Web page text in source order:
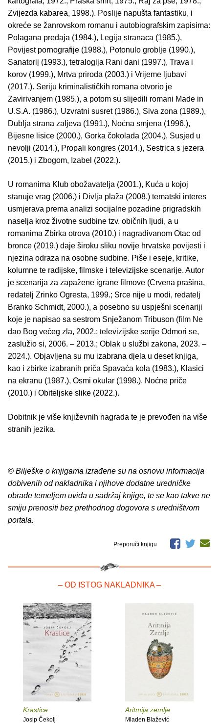
Zvijezda kabarea, 1998.). Poslije napušta fantastiku, i
okreće se žanrovskom romanu i autobiografskim zapisima:
Polagana predaja (1984.), Legija stranaca (1985.),
Povijest pornografije (1988.), Potonulo groblje (1990.),
Sanatorij (1993.), tetralogija Rani dani (1997.), Trava i
korov (1999.), Mrtva priroda (2003.) i Vrijeme ljubavi
(2017.). Seriju kriminalističkih romana otvorio je
Zavirivanjem (1985.), a potom su slijedili romani Made in
U.S.A. (1986.), Uzvratni susret (1986.), Siva zona (1989.),
Dublja strana zaljeva (1991.), Noćna smjena (1996.),
Bijesne lisice (2000.), Gorka čokolada (2004.), Susjed u
nevolji (2014.), Propali kongres (2014.), Sestrica s jezera
(2015.) i Zbogom, Izabel (2022.).
U romanima Klub obožavatelja (2001.), Kuća u kojoj
stanuje vrag (2006.) i Divlja plaža (2008.) tematski interes
usmjerava prema analizi socijalne pozadine prigradskih
naselja kroz životne sudbine tzv. običnih ljudi, a u
romanima Zbirka otrova (2010.) i nagrađivanom Otac od
bronce (2019.) daje široku sliku novije hrvatske povijesti i
njezina odraza na osobne sudbine. Piše i eseje, kritike,
kolumne te radijske, filmske i televizijske scenarije. Autor
je scenarija za zapažene igrane filmove (Crvena prašina,
redatelj Zrinko Ogresta, 1999.; Srce nije u modi, redatelj
Branko Schmidt, 2000.), a posebno su uspješni scenariji
koje je napisao sa sestrom Snježanom Tribuson (film Ne
dao Bog većeg zla, 2002.; televizijske serije Odmori se,
zaslužio si, 2006. – 2013.; Oblak u službi zakona, 2023. –
2024.). Objavljena su mu izabrana djela u deset knjiga,
kao i zbirke izabranih priča Spavaća kola (1983.), Klasici
na ekranu (1987.), Osmi okular (1998.), Noćne priče
(2010.) i Obiteljske slike (2022.).
Dobitnik je više književnih nagrada te je prevođen na više
stranih jezika.
© Bilješke o knjigama izrađene su na osnovu informacija
dobivenih od nakladnika i njihove dodatne uredničke
obrade temeljem uvida u sadržaj knjige, te se kao takve ne
smiju prenositi bez prethodnog dogovora s uredništvom
portala.
Preporuči knjigu
– OD ISTOG NAKLADNIKA –
Krastice
Josip Čekolj
Aritmija zemlje
Mladen Blažević